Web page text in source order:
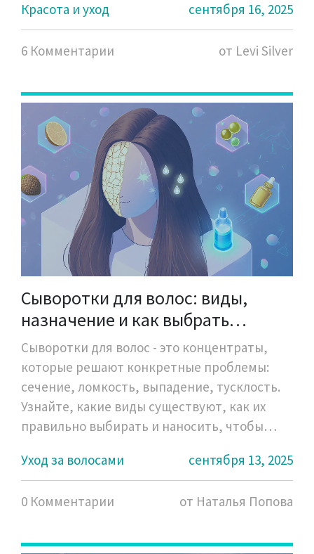
Красота и уход
сентября 16, 2025
6 Комментарии от Levi Silver
Сыворотки для волос: виды,
назначение и как выбрать
подходящую
Сыворотки для волос - это концентраты,
которые решают конкретные проблемы:
сечение, ломкость, выпадение, тусклость.
Узнайте, какие виды существуют, как их
правильно выбирать и наносить, чтобы
Уход за волосами
сентября 13, 2025
0 Комментарии от Наталья Попова